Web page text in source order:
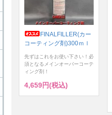
FINALFILLER(カー
コーティング剤)300ｍｌ
先ずはこれをお使い下さい！必
須となるメインオーバーコーテ
ィング剤！
4,659円(税込)